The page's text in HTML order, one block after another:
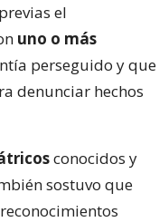
el
uno o más
perseguido y que
denunciar hechos
conocidos y
sostuvo que